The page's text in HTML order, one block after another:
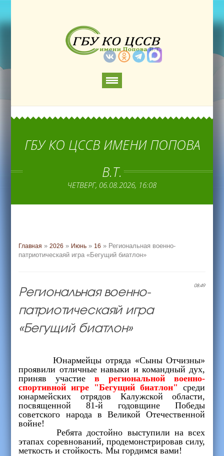
ГБУ КО ЦССВ ИМЕНИ ПОПОВА
В.Т.
ЧЕТВЕРГ, 06.08.2026, 16:08
Главная »2026 » Июнь » 16 » Региональная военно-
патриотическаяй игра «Бегущий биатлон»
08:49
Региональная военно-
патриотическаяй игра
«Бегущий биатлон»
Юнармейцы отряда «Сыны Отчизны»
проявили отличные навыки и командный дух,
приняв участиев региональной военно-
спортивной игре "Бегущий биатлон"среди
юнармейских отрядов Калужской области,
посвященной 81-й годовщине Победы
советского народа в Великой Отечественной
войне!
Ребята достойно выступили на всех
этапах соревнований, продемонстрировав силу,
меткость и стойкость. Мы гордимся вами!